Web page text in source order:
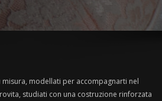
misura, modellati per accompagnarti nel
studiati con una costruzione rinforzata